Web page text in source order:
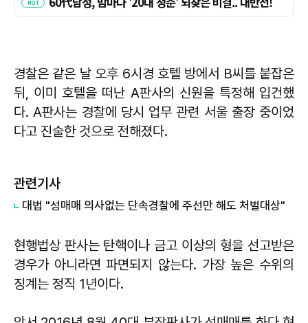
경찰은 같은 날 오후 6시경 호텔 방에서 B씨를 붙잡은
뒤, 이미 호텔을 떠난 A판사의 신원을 특정해 입건했
다. A판사는 경찰에 당시 업무 관련 서울 출장 중이었
다고 진술한 것으로 전해졌다.
관련기사
대법 "성매매 의사없는 단속경찰에 주선만 해도 처벌대상"
현행법상 판사는 탄핵이나 금고 이상의 형을 선고받은
경우가 아니라면 파면되지 않는다. 가장 높은 수위의
징계는 정직 1년이다.